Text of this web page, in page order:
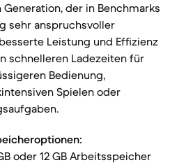
der in Benchmarks
sehr anspruchsvoller
Leistung und Effizienz
schnelleren Ladezeiten für
Bedienung,
Spielen oder
oder 12 GB Arbeitsspeicher